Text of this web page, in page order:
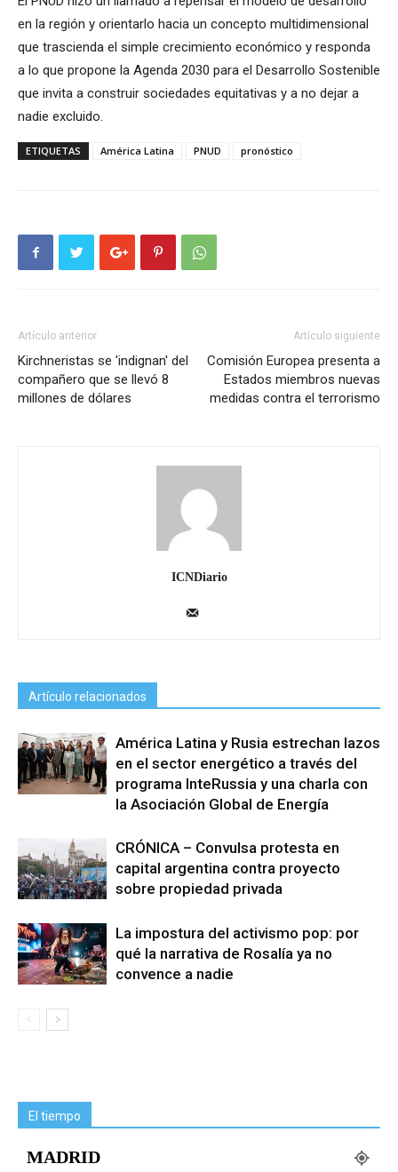
en la región y orientarlo hacia un concepto multidimensional
que trascienda el simple crecimiento económico y responda
a lo que propone la Agenda 2030 para el Desarrollo Sostenible
que invita a construir sociedades equitativas y a no dejar a
nadie excluido.
ETIQUETAS América Latina PNUD pronóstico
Artículo anterior
Kirchneristas se 'indignan' del
compañero que se llevó 8
millones de dólares
Artículo siguiente
Comisión Europea presenta a
Estados miembros nuevas
medidas contra el terrorismo
ICNDiario
Artículo relacionados
América Latina y Rusia estrechan lazos
en el sector energético a través del
programa InteRussia y una charla con
la Asociación Global de Energía
CRÓNICA – Convulsa protesta en
capital argentina contra proyecto
sobre propiedad privada
La impostura del activismo pop: por
qué la narrativa de Rosalía ya no
convence a nadie
El tiempo
MADRID